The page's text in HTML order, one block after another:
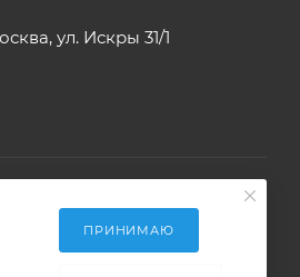
ул. Искры 31/1
ПРИНИМАЮ